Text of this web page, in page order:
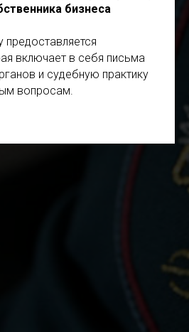
бизнеса
включает в себя письма
и судебную практику
вопросам.